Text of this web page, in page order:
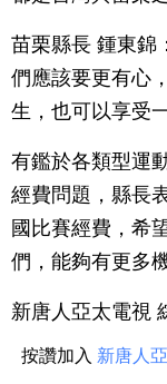
苗栗縣長 鍾東錦
們應該要更有心
生，也可以享受
有鑑於各類型運
經費問題，縣長
國比賽經費，希
們，能夠有更多
新唐人亞太電視
按讚加入 新唐人